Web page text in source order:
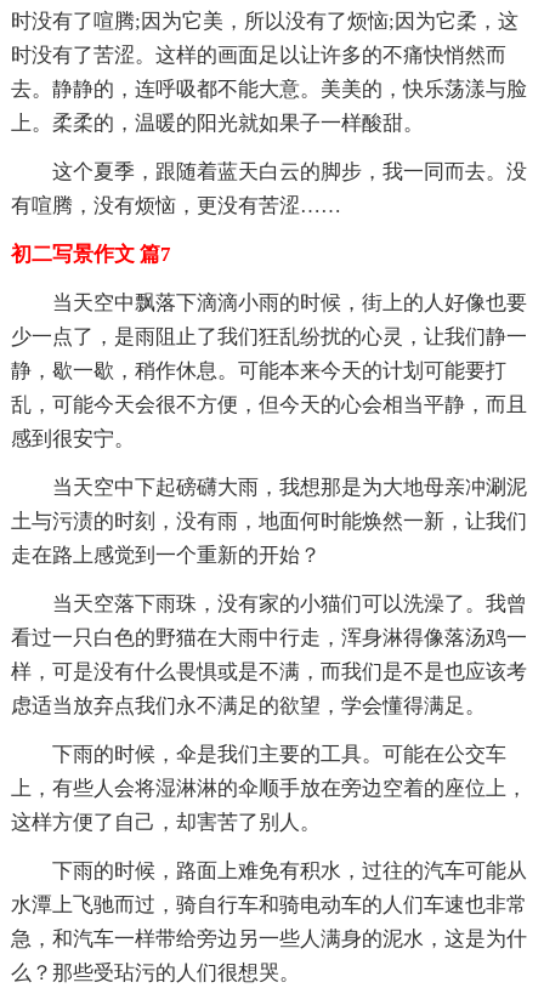
时没有了喧腾;因为它美，所以没有了烦恼;因为它柔，这
时没有了苦涩。这样的画面足以让许多的不痛快悄然而
去。静静的，连呼吸都不能大意。美美的，快乐荡漾与脸
上。柔柔的，温暖的阳光就如果子一样酸甜。
这个夏季，跟随着蓝天白云的脚步，我一同而去。没
有喧腾，没有烦恼，更没有苦涩……
初二写景作文 篇7
当天空中飘落下滴滴小雨的时候，街上的人好像也要
少一点了，是雨阻止了我们狂乱纷扰的心灵，让我们静一
静，歇一歇，稍作休息。可能本来今天的计划可能要打
乱，可能今天会很不方便，但今天的心会相当平静，而且
感到很安宁。
当天空中下起磅礴大雨，我想那是为大地母亲冲涮泥
土与污渍的时刻，没有雨，地面何时能焕然一新，让我们
走在路上感觉到一个重新的开始？
当天空落下雨珠，没有家的小猫们可以洗澡了。我曾
看过一只白色的野猫在大雨中行走，浑身淋得像落汤鸡一
样，可是没有什么畏惧或是不满，而我们是不是也应该考
虑适当放弃点我们永不满足的欲望，学会懂得满足。
下雨的时候，伞是我们主要的工具。可能在公交车
上，有些人会将湿淋淋的伞顺手放在旁边空着的座位上，
这样方便了自己，却害苦了别人。
下雨的时候，路面上难免有积水，过往的汽车可能从
水潭上飞驰而过，骑自行车和骑电动车的人们车速也非常
急，和汽车一样带给旁边另一些人满身的泥水，这是为什
么？那些受玷污的人们很想哭。